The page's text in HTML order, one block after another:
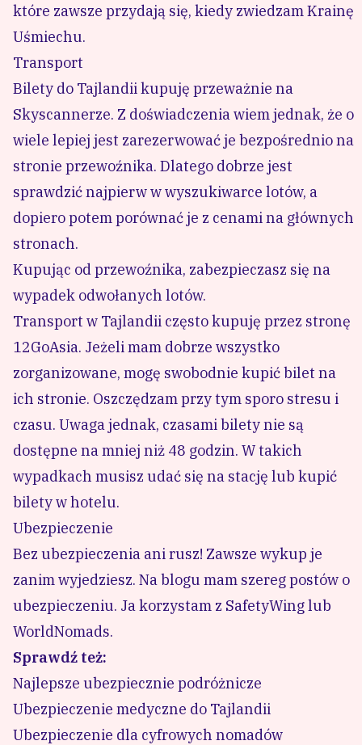
które zawsze przydają się, kiedy zwiedzam Krainę
Uśmiechu.
Transport
Bilety do Tajlandii kupuję przeważnie na
Skyscannerze. Z doświadczenia wiem jednak, że o
wiele lepiej jest zarezerwować je bezpośrednio na
stronie przewoźnika. Dlatego dobrze jest
sprawdzić najpierw w wyszukiwarce lotów, a
dopiero potem porównać je z cenami na głównych
stronach.
Kupując od przewoźnika, zabezpieczasz się na
wypadek odwołanych lotów.
Transport w Tajlandii często kupuję przez stronę
12GoAsia. Jeżeli mam dobrze wszystko
zorganizowane, mogę swobodnie kupić bilet na
ich stronie. Oszczędzam przy tym sporo stresu i
czasu. Uwaga jednak, czasami bilety nie są
dostępne na mniej niż 48 godzin. W takich
wypadkach musisz udać się na stację lub kupić
bilety w hotelu.
Ubezpieczenie
Bez ubezpieczenia ani rusz! Zawsze wykup je
zanim wyjedziesz. Na blogu mam szereg postów o
ubezpieczeniu. Ja korzystam z SafetyWinglub
WorldNomads.
Sprawdź też:
Najlepsze ubezpiecznie podróżnicze
Ubezpieczenie medyczne do Tajlandii
Ubezpieczenie dla cyfrowych nomadów